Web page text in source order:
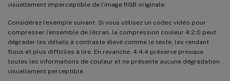
visuellement imperceptible de l’image RGB originale.
Considérez l’exemple suivant. Si vous utilisez un codec vidéo pour
compresser l’ensemble de l’écran, la compression couleur 4:2:0 peut
dégrader les détails à contraste élevé comme le texte, les rendant
flous et plus difficiles à lire. En revanche, 4:4:4 préserve presque
toutes les informations de couleur et ne présente aucune dégradation
visuellement perceptible.